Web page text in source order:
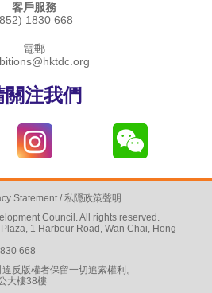
客戶服務
1830 668
電郵
關注我們
Statement /私隠政策聲明
Council. All rights reserved.
1 Harbour Road, Wan Chai, Hong
668
反版權者保留一切追索權利。
大樓38樓